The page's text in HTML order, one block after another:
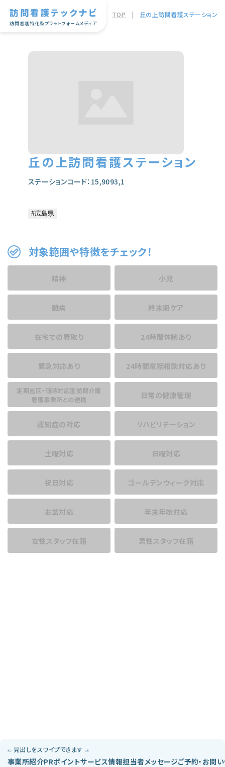
訪問看護テックナビ
訪問看護特化型プラットフォームメディア
TOP | 丘の上訪問看護ステーション
丘の上訪問看護ステーション
ステーションコード：15,9093,1
対象範囲や特徴をチェック！
精神 小児
難病 終末期ケア
在宅での看取り 24時間体制あり
緊急対応あり 24時間電話相談対応あり
定期巡回・随時対応型訪問介護
看護事業所との連携
日常の健康管理
認知症の対応 リハビリテーション
土曜対応 日曜対応
祝日対応 ゴールデンウィーク対応
お盆対応 年末年始対応
女性スタッフ在籍 男性スタッフ在籍
見出しをスワイプできます
事業所紹介PRポイントサービス情報担当者メッセージご予約・お問